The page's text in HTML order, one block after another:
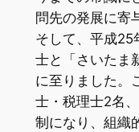
問先の発展に寄
そして、平成25
士と「さいたま
に至りました。
士・税理士2名
制になり、組織